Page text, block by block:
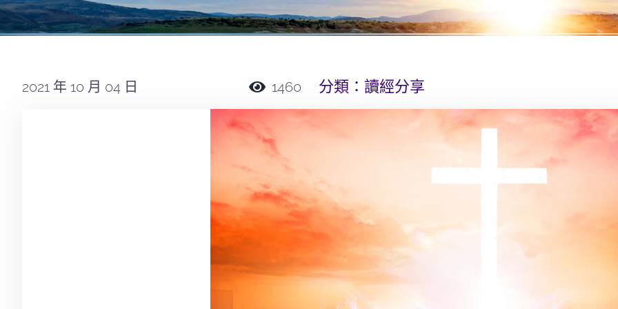
2021 年 10 月 04 日 1460 分類：讀經分享